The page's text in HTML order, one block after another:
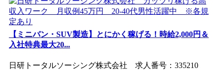
【ミニバン・SUV製造】とにかく稼げる！時給2,000円＆
入社特典最大20...
日研トータルソーシング株式会社 求人番号：335210